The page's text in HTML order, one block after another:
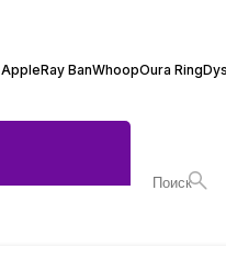
AppleRay BanWhoopOura Ring